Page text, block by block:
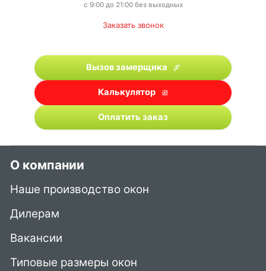
с 9:00 до 21:00 без выходных
Заказать звонок
Вызов замерщика
Калькулятор
Оплатить заказ
О компании
Наше производство окон
Дилерам
Вакансии
Типовые размеры окон